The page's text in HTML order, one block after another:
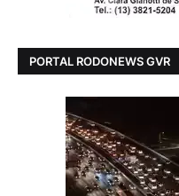
PORTAL RODONEWS GVR